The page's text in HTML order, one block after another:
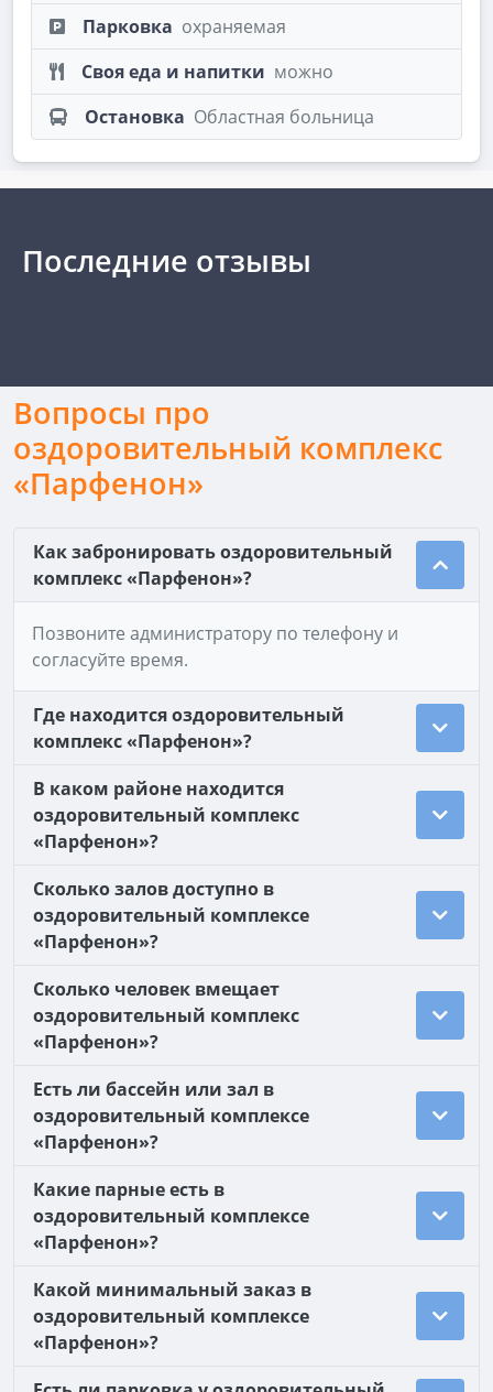
Парковка охраняемая
Своя еда и напитки можно
Остановка Областная больница
Последние отзывы
Вопросы про
оздоровительный комплекс
«Парфенон»
Как забронировать оздоровительный
комплекс «Парфенон»?
Позвоните администратору по телефону и
согласуйте время.
Где находится оздоровительный
комплекс «Парфенон»?
В каком районе находится
оздоровительный комплекс
«Парфенон»?
Сколько залов доступно в
оздоровительный комплексе
«Парфенон»?
Сколько человек вмещает
оздоровительный комплекс
«Парфенон»?
Есть ли бассейн или зал в
оздоровительный комплексе
«Парфенон»?
Какие парные есть в
оздоровительный комплексе
«Парфенон»?
Какой минимальный заказ в
оздоровительный комплексе
«Парфенон»?